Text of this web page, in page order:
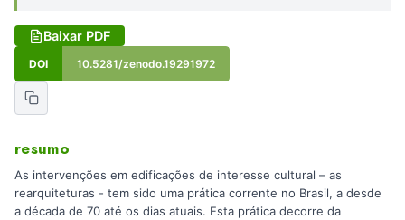
Baixar PDF
DOI 10.5281/zenodo.19291972
resumo
As intervenções em edificações de interesse cultural – as
rearquiteturas - tem sido uma prática corrente no Brasil, a desde
a década de 70 até os dias atuais. Esta prática decorre da